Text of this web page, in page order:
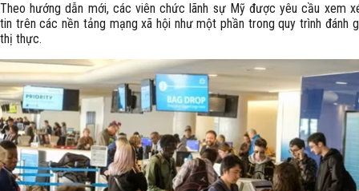
Theo hướng dẫn mới, các viên chức lãnh sự Mỹ được yêu cầu xem
tin trên các nền tảng mạng xã hội như một phần trong quy trình đánh
thị thực.